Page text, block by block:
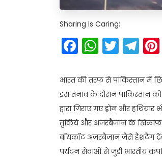
Sharing Is Caring:
Facebook
भारत की तरफ से पाकिस्तान में
इस तनाव के दौरान पाकिस्तान
द्वारा गिराए गए ड्रोन और
तुर्किये और अजरबैजान के खिलाफ
बॉयकॉट अजरबैजान जैसे हैशटैग
पर्यटन सेवाओं से जुड़ी भारतीय